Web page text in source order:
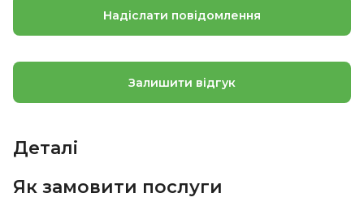
Надіслати повідомлення
Залишити відгук
Деталі
Як замовити послуги